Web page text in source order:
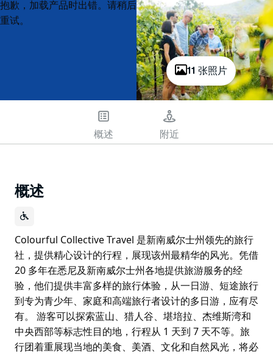
11 张照片
Product
List
Product
List
抱歉，加载产品时出错。请稍后
重试。
概述 附近
概述
Colourful Collective Travel 是新南威尔士州领先的旅行
社，提供精心设计的行程，展现该州最精华的风光。凭借
20 多年在悉尼及新南威尔士州各地提供旅游服务的经
验，他们提供丰富多样的旅行体验，从一日游、短途旅行
到专为青少年、家庭和高端旅行者设计的多日游，应有尽
有。 游客可以探索蓝山、猎人谷、堪培拉、杰维斯湾和
中央西部等标志性目的地，行程从 1 天到 7 天不等。旅
行团着重展现当地的美食、美酒、文化和自然风光，将必